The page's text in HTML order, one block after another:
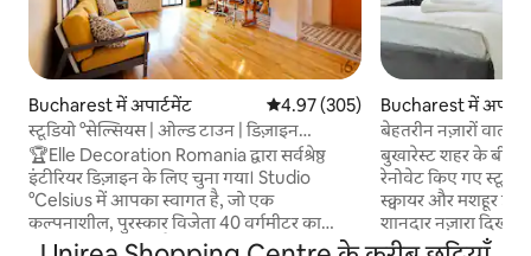
Bucharest में अपार्टमेंट औसत रेटिंग 5 में से 4.97, 305 समीक्षाएँ
4.97 (305)
स्टूडियो °सेल्सियस | ओल्ड टाउन | डिज़ाइन
अपार्टमेंट
🏆Elle Decoration Romania द्वारा सर्वश्रेष्ठ
इंटीरियर डिज़ाइन के लिए चुना गया। Studio
°Celsius में आपका स्वागत है, जो एक
कल्पनाशील, पुरस्कार विजेता 40 वर्गमीटर का
सुकूनदायक ठिकाना है, जिसमें 10 वर्गमीटर की एक
Bucharest में
बेहतरीन नज़ारों वाला
बीचों-बीच • BCA द्वारा
बुखारेस्ट शहर के
रेनोवेट किए गए
स्क्वायर और मशहूर
शानदार नज़ारा दिखाई देता है। एक
बालकनी और एक